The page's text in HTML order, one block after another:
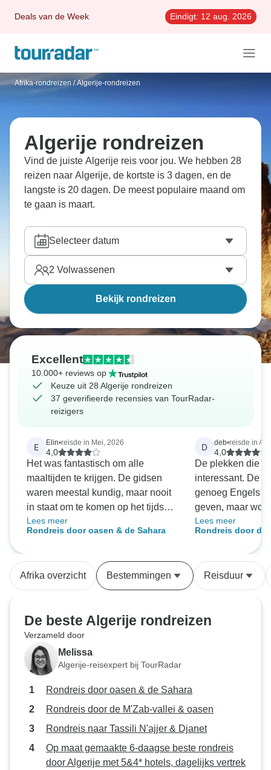
Deals van de Week Eindigt: 12 aug. 2026
Afrika-rondreizen / Algerije-rondreizen
Algerije rondreizen
Vind de juiste Algerije reis voor jou. We hebben 28
reizen naar Algerije, de kortste is 3 dagen, en de
langste is 20 dagen. De meest populaire maand om
te gaan is maart.
Selecteer datum
2 Volwassenen
Bekijk rondreizen
Excellent
10.000+ reviews op
Keuze uit 28 Algerije rondreizen
37 geverifieerde recensies van TourRadar-
reizigers
E Elin•reisde in Mei, 2026
4,0
Het was fantastisch om alle
maaltijden te krijgen. De gidsen
waren meestal kundig, maar nooit
in staat om te komen op het tijdstip
dat ze zeiden dat we klaar
moesten zijn! De hotels varieerden
landschap was spectaculair, de
Algerijnse mensen zijn heel erg
Lees meer
Rondreis door oasen & de Sahara
D deb•reisde in
4,0
De plekken die
interessant. De
genoeg Engels
geven, maar
met vragen.
Lees meer
Rondreis door de
Afrika overzicht Bestemmingen Reisduur
De beste Algerije rondreizen
Verzameld door
Melissa
Algerije-reisexpert bij TourRadar
Rondreis door oasen & de Sahara
Rondreis door de M'Zab-vallei & oasen
Rondreis naar Tassili N'ajjer & Djanet
Op maat gemaakte 6-daagse beste rondreis
door Algerije met 5&4* hotels, dagelijks vertrek